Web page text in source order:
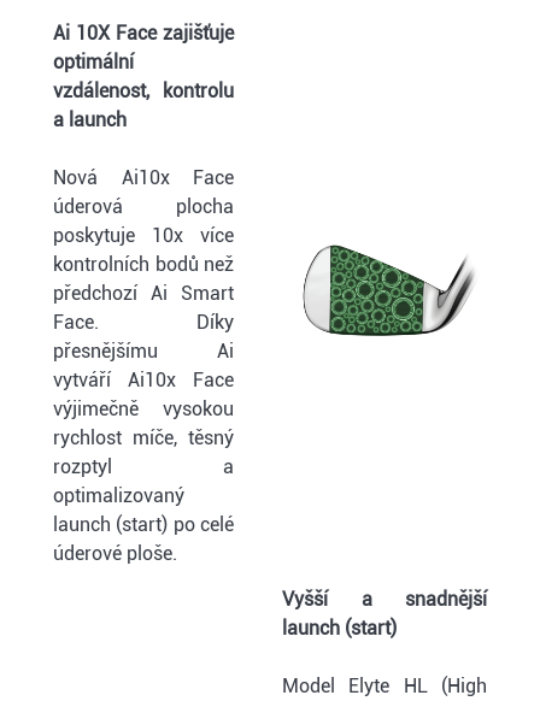
Ai 10X Face zajišťuje
optimální
vzdálenost, kontrolu
a launch
Nová Ai10x Face
úderová plocha
poskytuje 10x více
kontrolních bodů než
předchozí Ai Smart
Face. Díky
přesnějšímu Ai
vytváří Ai10x Face
výjimečně vysokou
rychlost míče, těsný
rozptyl a
optimalizovaný
launch (start) po celé
úderové ploše.
Vyšší a snadnější
launch (start)
Model Elyte HL (High